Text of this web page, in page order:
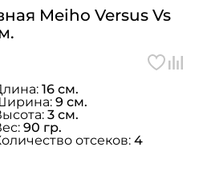
Meiho Versus Vs
16 см.
9 см.
3 см.
90 гр.
отсеков: 4